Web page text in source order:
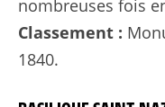
nombreuses fois
Classement :
1840.